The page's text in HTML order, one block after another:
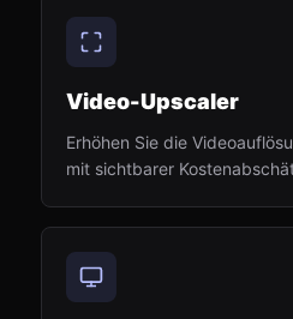
Video-Upscaler
Erhöhen Sie die
mit sichtbarer